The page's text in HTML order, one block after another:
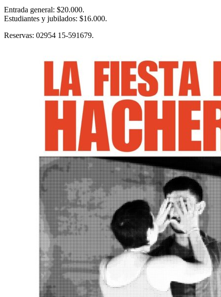
Entrada general: $20.000.
Estudiantes y jubilados: $16.000.
Reservas: 02954 15-591679.